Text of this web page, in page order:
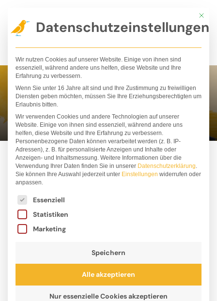
Inhalt
springen
Stephan Lomp
Mit
Datenschutzeinstellungen
Wir nutzen Cookies auf unserer Website. Einige von ihnen sind
essenziell, während andere uns helfen, diese Website und Ihre
Erfahrung zu verbessern.
Wenn Sie unter 16 Jahre alt sind und Ihre Zustimmung zu freiwilligen
Diensten geben möchten, müssen Sie Ihre Erziehungsberechtigten um
Erlaubnis bitten.
Wir verwenden Cookies und andere Technologien auf unserer
Website. Einige von ihnen sind essenziell, während andere uns
helfen, diese Website und Ihre Erfahrung zu verbessern.
Personenbezogene Daten können verarbeitet werden (z. B. IP-
Adressen), z. B. für personalisierte Anzeigen und Inhalte oder
Anzeigen- und Inhaltsmessung. Weitere Informationen über die
Verwendung Ihrer Daten finden Sie in unserer Datenschutzerklärung.
Sie können Ihre Auswahl jederzeit unter Einstellungen widerrufen oder
anpassen.
Es folgt eine Liste der Service-Gruppen, für die
Essenziell
Statistiken
Marketing
Speichern
Alle akzeptieren
Nur essenzielle Cookies akzeptieren